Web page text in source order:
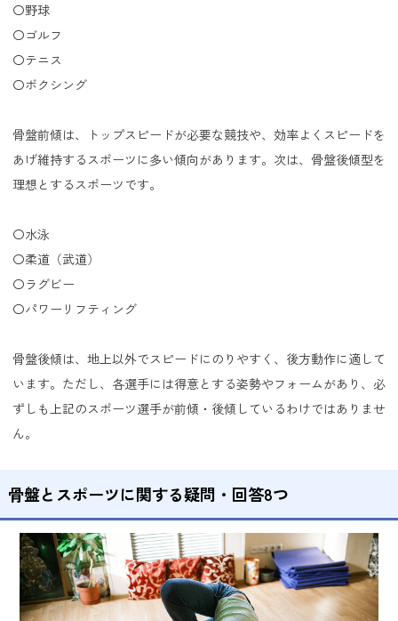
〇野球
〇ゴルフ
〇テニス
〇ボクシング
骨盤前傾は、トップスピードが必要な競技や、効率よくスピードを
あげ維持するスポーツに多い傾向があります。次は、骨盤後傾型を
理想とするスポーツです。
〇水泳
〇柔道（武道）
〇ラグビー
〇パワーリフティング
骨盤後傾は、地上以外でスピードにのりやすく、後方動作に適して
います。ただし、各選手には得意とする姿勢やフォームがあり、必
ずしも上記のスポーツ選手が前傾・後傾しているわけではありませ
ん。
骨盤とスポーツに関する疑問・回答8つ